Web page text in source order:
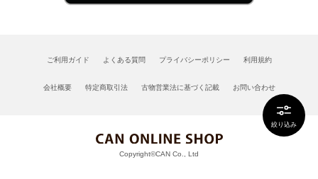
絞り込み
ご利用ガイド よくある質問 プライバシーポリシー 利用規約
会社概要 特定商取引法 古物営業法に基づく記載 お問い合わせ
Copyright©CAN Co., Ltd